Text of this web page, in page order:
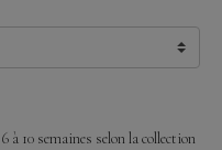
à 10 semaines selon la collection